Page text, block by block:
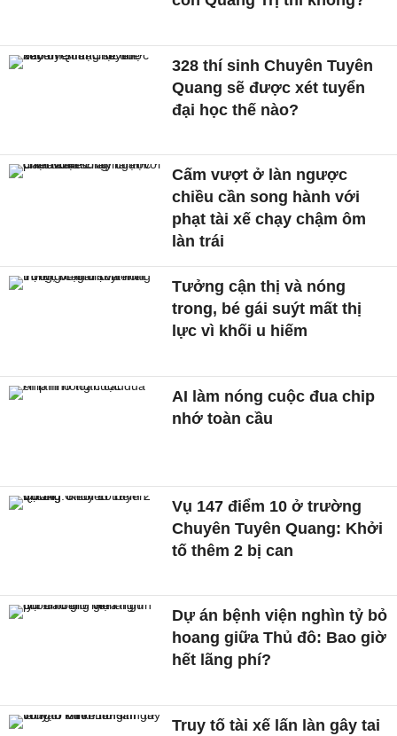
328 thí sinh Chuyên Tuyên
Quang sẽ được xét tuyển
đại học thế nào?
Cấm vượt ở làn ngược
chiều cần song hành với
phạt tài xế chạy chậm ôm
làn trái
Tưởng cận thị và nóng
trong, bé gái suýt mất thị
lực vì khối u hiếm
AI làm nóng cuộc đua chip
nhớ toàn cầu
Vụ 147 điểm 10 ở trường
Chuyên Tuyên Quang: Khởi
tố thêm 2 bị can
Dự án bệnh viện nghìn tỷ bỏ
hoang giữa Thủ đô: Bao giờ
hết lãng phí?
Truy tố tài xế lấn làn gây tai